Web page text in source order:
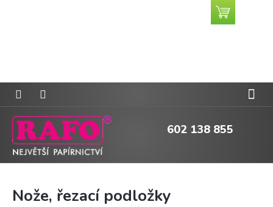
602 138 855
Nákupní
košík
Nože, řezací podložky